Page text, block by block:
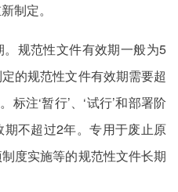
制定。
。规范性文件有效期一般为5
的规范性文件有效期需要超
注‘暂行’、‘试行’和部署阶
不超过2年。专用于废止原
度实施等的规范性文件长期